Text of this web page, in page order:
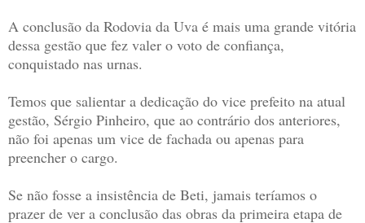
A conclusão da Rodovia da Uva é mais uma grande vitória
dessa gestão que fez valer o voto de confiança,
conquistado nas urnas.
Temos que salientar a dedicação do vice prefeito na atual
gestão, Sérgio Pinheiro, que ao contrário dos anteriores,
não foi apenas um vice de fachada ou apenas para
preencher o cargo.
Se não fosse a insistência de Beti, jamais teríamos o
prazer de ver a conclusão das obras da primeira etapa de